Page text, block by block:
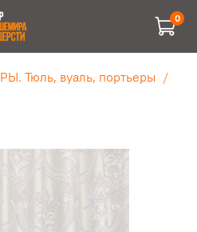
0
Тюль, вуаль, портьеры